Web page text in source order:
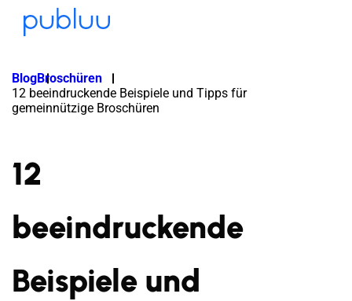
BlogBroschüren
12 beeindruckende Beispiele und Tipps für
gemeinnützige Broschüren
12
beeindruckende
Beispiele und